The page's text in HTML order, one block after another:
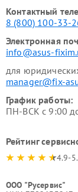
Контактный
8 (800) 100-33-
Электронная
info@asus-
для
manager@fix-
График работы:
ПН-ВСК с 9:00
Рейтинг
4.9-
ООО "Русервис"